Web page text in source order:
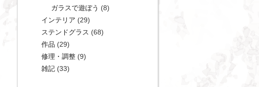
ガラスで遊ぼう (8)
インテリア (29)
ステンドグラス (68)
作品 (29)
修理・調整(9)
雑記(33)